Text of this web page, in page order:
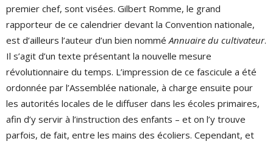
premier chef, sont visées. Gilbert Romme, le grand
rapporteur de ce calendrier devant la Convention nationale,
est d’ailleurs l’auteur d’un bien nomméAnnuaire du cultivateur.
Il s’agit d’un texte présentant la nouvelle mesure
révolutionnaire du temps. L’impression de ce fascicule a été
ordonnée par l’Assemblée nationale, à charge ensuite pour
les autorités locales de le diffuser dans les écoles primaires,
afin d’y servir à l’instruction des enfants – et on l’y trouve
parfois, de fait, entre les mains des écoliers. Cependant, et